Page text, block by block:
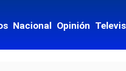
Nacional Opinión